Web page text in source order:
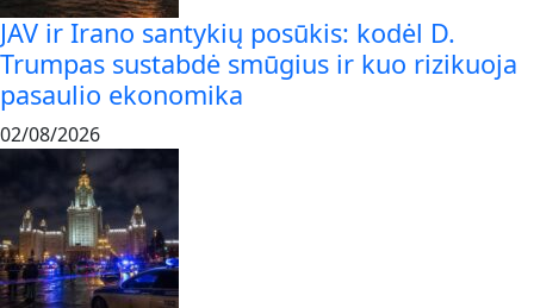
JAV ir Irano santykių posūkis: kodėl D.
Trumpas sustabdė smūgius ir kuo rizikuoja
pasaulio ekonomika
02/08/2026